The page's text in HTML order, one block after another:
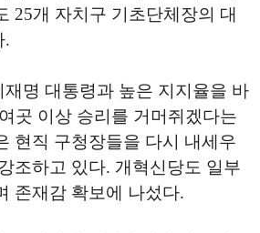
25개 자치구 기초단체장의 대
.
명 대통령과 높은 지지율을 바
곳 이상 승리를 거머쥐겠다는
현직 구청장들을 다시 내세우
조하고 있다. 개혁신당도 일부
존재감 확보에 나섰다.